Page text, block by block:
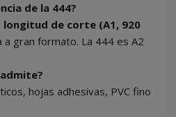
de la 444?
longitud de corte (A1, 920
gran formato. La 444 es A2
hojas adhesivas, PVC fino